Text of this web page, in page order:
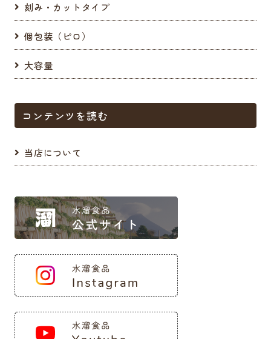
刻み・カットタイプ
個包装（ピロ）
大容量
コンテンツを読む
当店について